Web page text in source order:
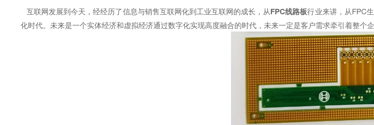
互联网发展到今天，经经历了信息与销售互联网化到工业互联网的成长，从FPC线路板行业来讲，从FPC
化时代。未来是一个实体经济和虚拟经济通过数字化实现高度融合的时代，未来一定是客户需求牵引着整个